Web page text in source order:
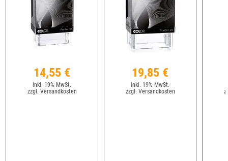
14,55 €
inkl. 19% MwSt.
zzgl. Versandkosten
19,85 €
inkl. 19% MwSt.
zzgl. Versandkosten